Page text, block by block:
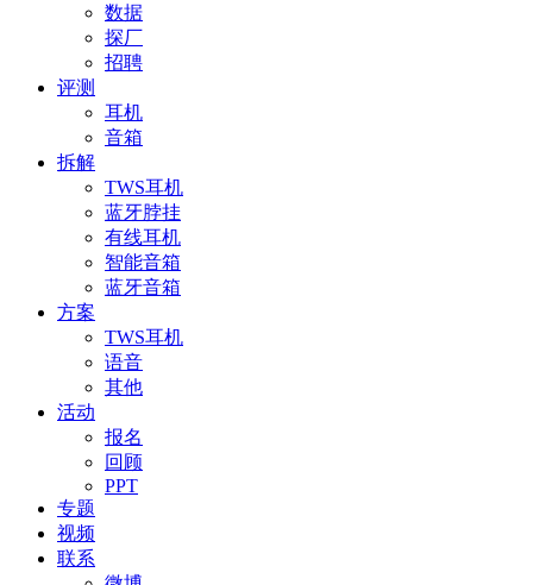
数据
探厂
招聘
评测
耳机
音箱
拆解
TWS耳机
蓝牙脖挂
有线耳机
智能音箱
蓝牙音箱
方案
TWS耳机
语音
其他
活动
报名
回顾
PPT
专题
视频
联系